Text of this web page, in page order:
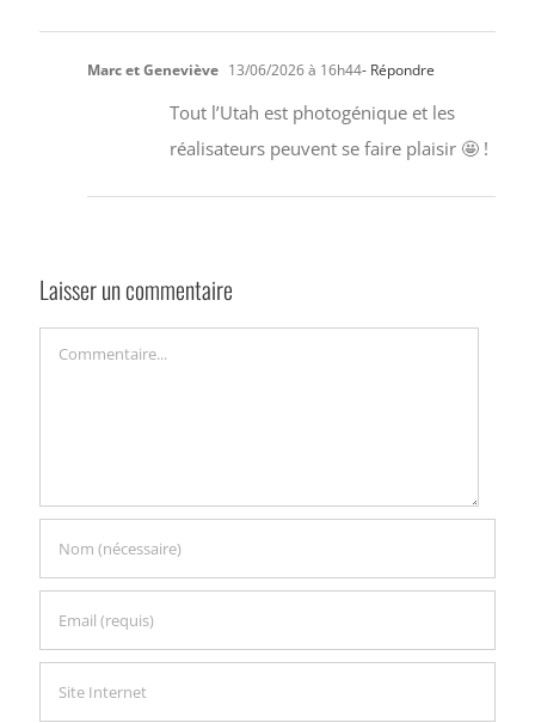
Marc et Geneviève 13/06/2026 à 16h44- Répondre
Tout l’Utah est photogénique et les
réalisateurs peuvent se faire plaisir 🤩 !
Laisser un commentaire
Commentaire